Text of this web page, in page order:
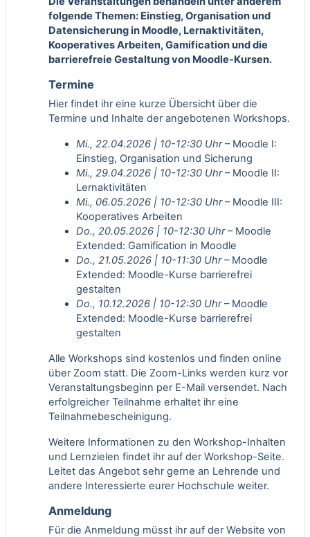
folgende Themen: Einstieg, Organisation und
Datensicherung in Moodle, Lernaktivitäten,
Kooperatives Arbeiten, Gamification und die
barrierefreie Gestaltung von Moodle-Kursen.
Termine
Hier findet ihr eine kurze Übersicht über die
Termine und Inhalte der angebotenen Workshops.
Mi., 22.04.2026 | 10-12:30 Uhr– Moodle I:
Einstieg, Organisation und Sicherung
Mi., 29.04.2026 | 10-12:30 Uhr– Moodle II:
Lernaktivitäten
Mi., 06.05.2026 | 10-12:30 Uhr– Moodle III:
Kooperatives Arbeiten
Do., 20.05.2026 | 10-12:30 Uhr– Moodle
Extended: Gamification in Moodle
Do., 21.05.2026 | 10-11:30 Uhr– Moodle
Extended: Moodle-Kurse barrierefrei
gestalten
Do., 10.12.2026 | 10-12:30 Uhr– Moodle
Extended: Moodle-Kurse barrierefrei
gestalten
Alle Workshops sind kostenlos und finden online
über Zoom statt. Die Zoom-Links werden kurz vor
Veranstaltungsbeginn per E-Mail versendet. Nach
erfolgreicher Teilnahme erhaltet ihr eine
Teilnahmebescheinigung.
Weitere Informationen zu den Workshop-Inhalten
und Lernzielen findet ihr auf der Workshop-Seite.
Leitet das Angebot sehr gerne an Lehrende und
andere Interessierte eurer Hochschule weiter.
Anmeldung
Für die Anmeldung müsst ihr auf der Website von